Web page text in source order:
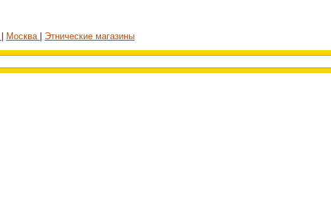
Москва Этнические магазины